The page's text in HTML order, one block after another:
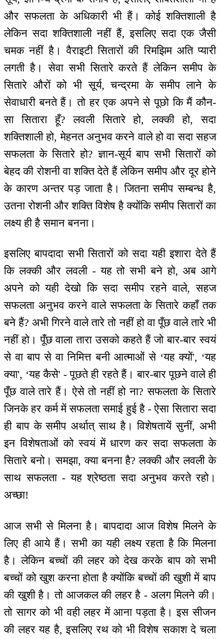
और सफलता के अधिकारी भी हैं। कोई शक्तिशाली है
लेकिन सदा शक्तिशाली नहीं हैं, इसलिए सदा एक जैसी
चमक नहीं है। वैराइटी सितारों की रिमझिम अति प्यारी
लगती है। सेवा सभी सितारे करते हैं लेकिन समीप के
सितारे औरों को भी सूर्य, चन्द्रमा के समीप लाने के
सेवाधारी बनते हैं। तो हर एक अपने से पूछो कि मैं कौन-
सा सितारा हूँ? लवली सितारे हो, लक्की हो, सदा
शक्तिशाली हो, मेहनत अनुभव करने वाले हो वा सदा सहज
सफलता के सितारे हो? ज्ञान-सूर्य बाप सभी सितारों को
बेहद की रोशनी वा शक्ति देते हैं लेकिन समीप और दूर होने
के कारण अन्तर पड़ जाता है। जितना समीप सम्बन्ध है,
उतना रोशनी और शक्ति विशेष है क्योंकि समीप सितारों का
लक्ष्य ही है समान बनना।
इसलिए बापदादा सभी सितारों को सदा यही इशारा देते हैं
कि लक्की और लवली - यह तो सभी बने हो, अब आगे
अपने को यही देखो कि सदा समीप रहने वाले, सहज
सफलता अनुभव करने वाले सफलता के सितारे कहाँ तक
बने हैं? अभी गिरने वाले तारे तो नहीं हो वा पूँछ वाले तारे भी
नहीं हो। पूँछ वाला तारा उसको कहते हैं जो बार-बार स्वयं
से वा बाप से वा निमित्त बनी आत्माओं से ‘यह क्यों', ‘यह
क्या', ‘यह कैसे' - पूछते ही रहते हैं। बार-बार पूछने वाले ही
पूँछ वाले तारे हैं। ऐसे तो नहीं हो ना? सफलता के सितारे
जिनके हर कर्म में सफलता समाई हुई है - ऐसा सितारा सदा
ही बाप के समीप अर्थात् साथ है। विशेषतायें सुनीं, अभी
इन विशेषताओं को स्वयं में धारण कर सदा सफलता के
सितारे बनो। समझा, क्या बनना है? लक्की और लवली के
साथ सफलता - यह श्रेष्ठता सदा अनुभव करते रहो।
अच्छा!
आज सभी से मिलना है। बापदादा आज विशेष मिलने के
लिए ही आये हैं। सभी का यही लक्ष्य रहता है कि मिलना
है। लेकिन बच्चों की लहर को देख करके बाप को सभी
बच्चों को खुश करना होता है क्योंकि बच्चों की खुशी में बाप
की खुशी है। तो आजकल की लहर है - अलग मिलने की।
तो सागर को भी वही लहर में आना पड़ता है। इस सीजन
की लहर यह है, इसलिए रथ को भी विशेष सकाश दे चला